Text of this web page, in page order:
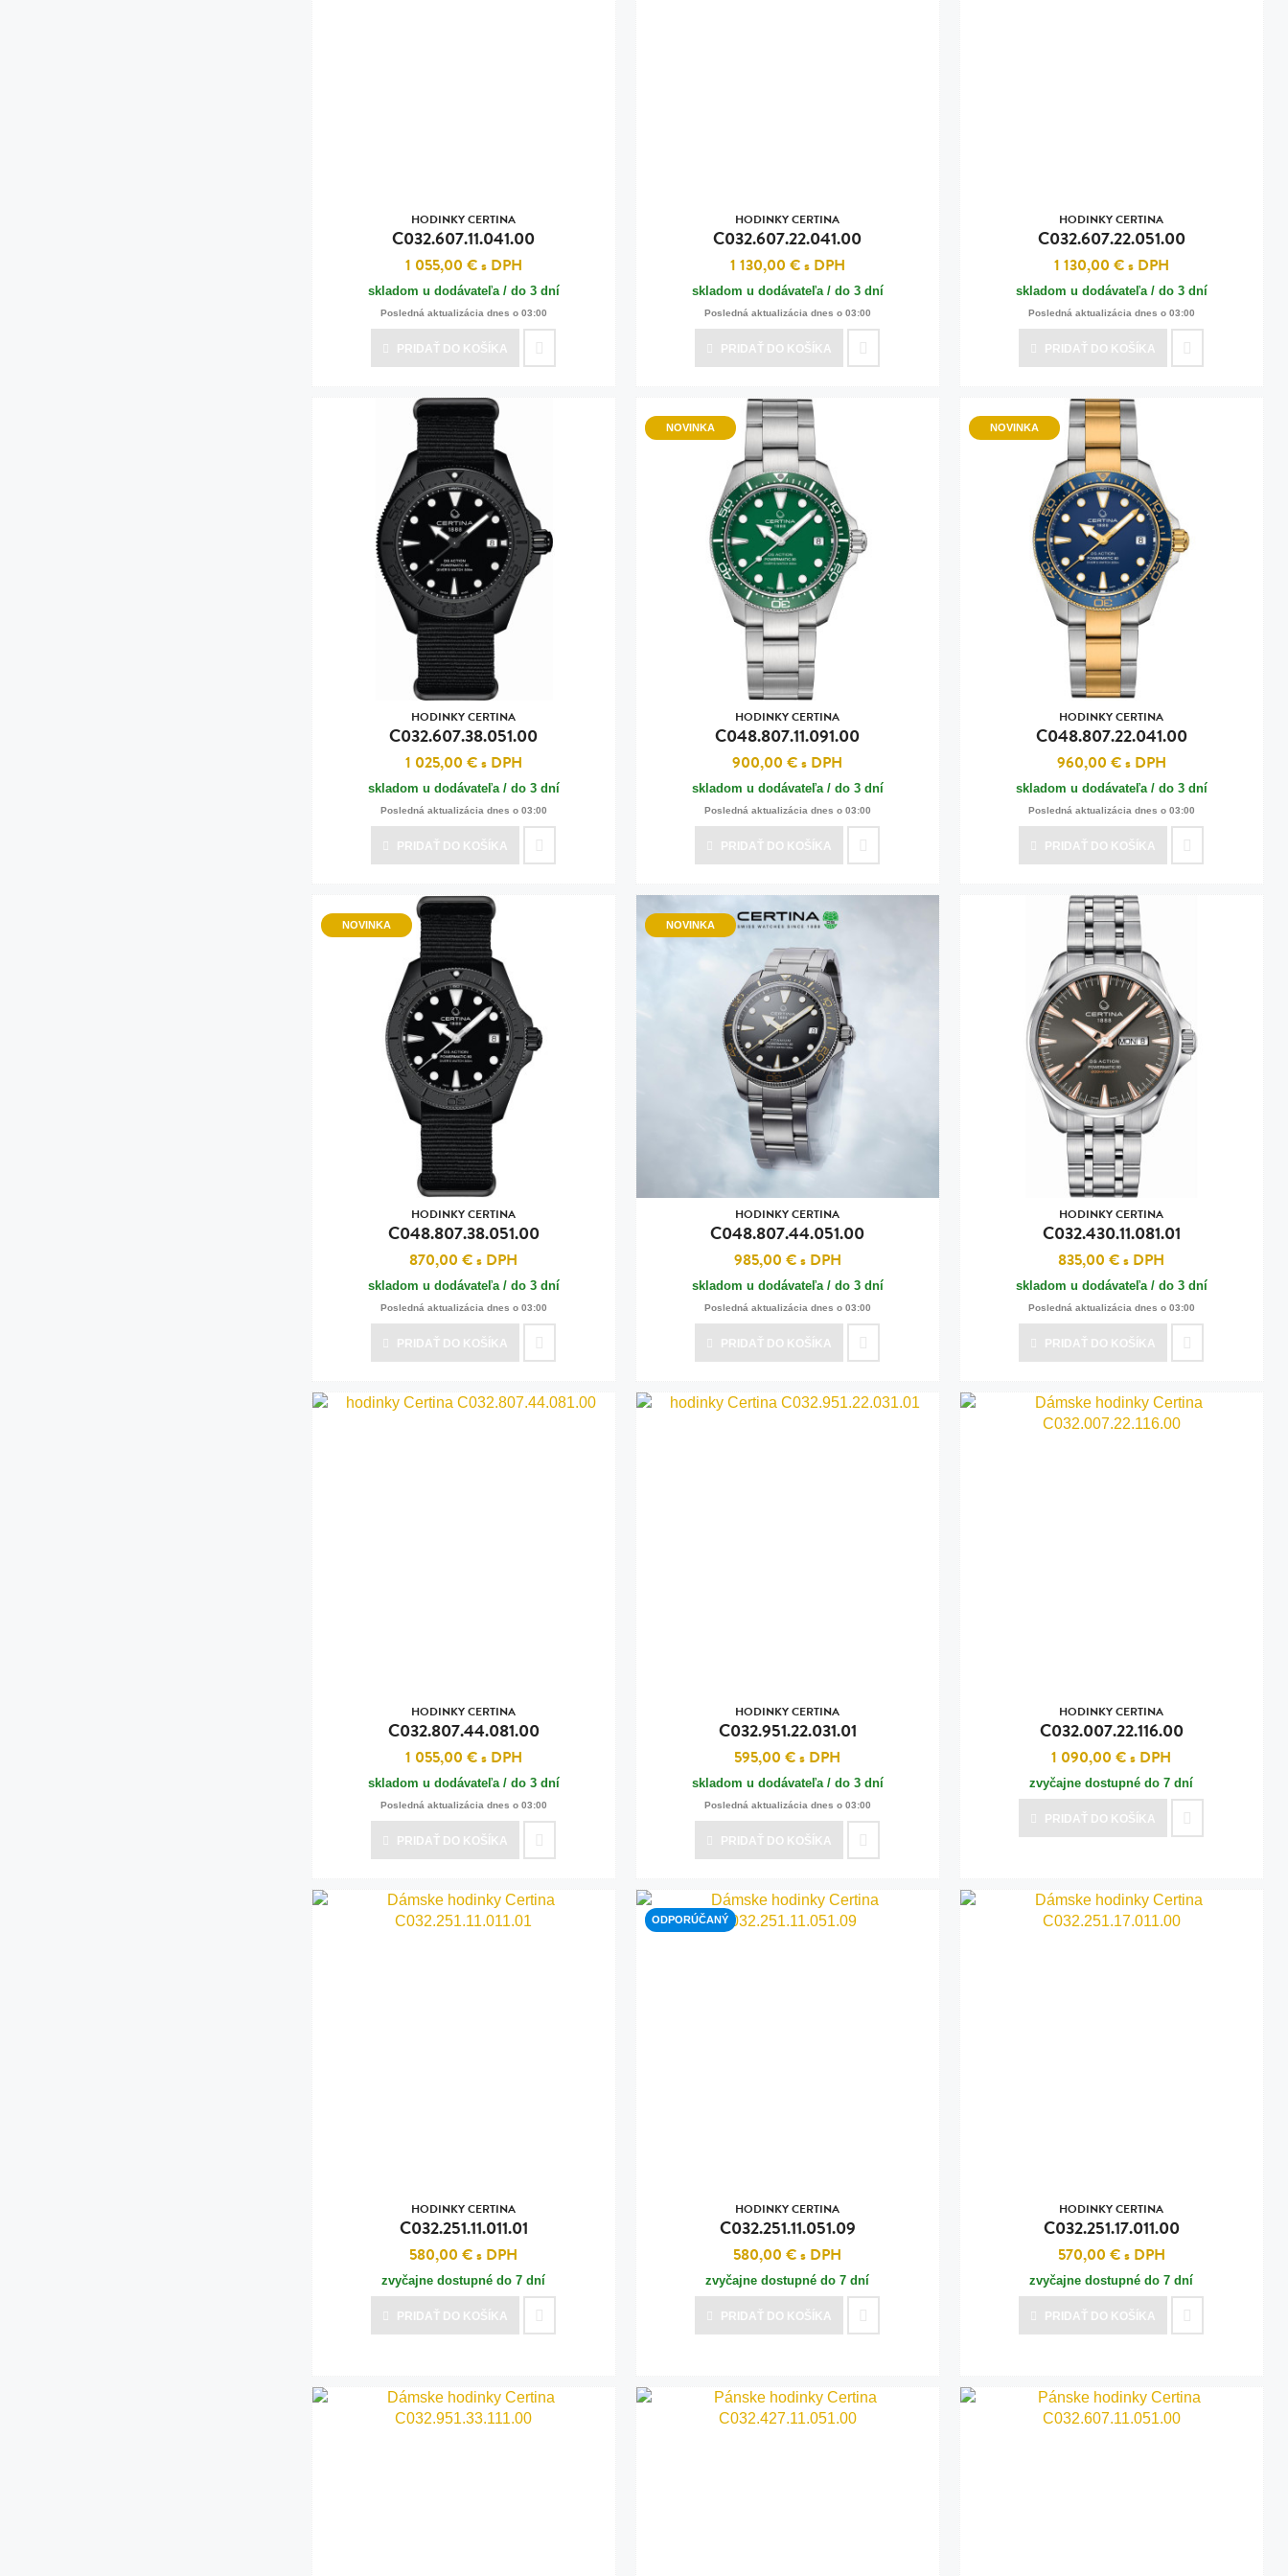
HODINKY CERTINA
C032.607.11.041.00
1 055,00 €s DPH
skladom u dodávateľa / do 3 dní
Posledná aktualizácia dnes o 03:00
PRIDAŤ DO KOŠÍKA
HODINKY CERTINA
C032.607.22.041.00
1 130,00 €s DPH
skladom u dodávateľa / do 3 dní
Posledná aktualizácia dnes o 03:00
PRIDAŤ DO KOŠÍKA
HODINKY CERTINA
C032.607.22.051.00
1 130,00 €s DPH
skladom u dodávateľa / do 3 dní
Posledná aktualizácia dnes o 03:00
PRIDAŤ DO KOŠÍKA
HODINKY CERTINA
C032.607.38.051.00
1 025,00 €s DPH
skladom u dodávateľa / do 3 dní
Posledná aktualizácia dnes o 03:00
PRIDAŤ DO KOŠÍKA
NOVINKA
HODINKY CERTINA
C048.807.11.091.00
900,00 €s DPH
skladom u dodávateľa / do 3 dní
Posledná aktualizácia dnes o 03:00
PRIDAŤ DO KOŠÍKA
NOVINKA
HODINKY CERTINA
C048.807.22.041.00
960,00 €s DPH
skladom u dodávateľa / do 3 dní
Posledná aktualizácia dnes o 03:00
PRIDAŤ DO KOŠÍKA
NOVINKA
HODINKY CERTINA
C048.807.38.051.00
870,00 €s DPH
skladom u dodávateľa / do 3 dní
Posledná aktualizácia dnes o 03:00
PRIDAŤ DO KOŠÍKA
NOVINKA
HODINKY CERTINA
C048.807.44.051.00
985,00 €s DPH
skladom u dodávateľa / do 3 dní
Posledná aktualizácia dnes o 03:00
PRIDAŤ DO KOŠÍKA
HODINKY CERTINA
C032.430.11.081.01
835,00 €s DPH
skladom u dodávateľa / do 3 dní
Posledná aktualizácia dnes o 03:00
PRIDAŤ DO KOŠÍKA
HODINKY CERTINA
C032.807.44.081.00
1 055,00 €s DPH
skladom u dodávateľa / do 3 dní
Posledná aktualizácia dnes o 03:00
PRIDAŤ DO KOŠÍKA
HODINKY CERTINA
C032.951.22.031.01
595,00 €s DPH
skladom u dodávateľa / do 3 dní
Posledná aktualizácia dnes o 03:00
PRIDAŤ DO KOŠÍKA
HODINKY CERTINA
C032.007.22.116.00
1 090,00 €s DPH
zvyčajne dostupné do 7 dní
PRIDAŤ DO KOŠÍKA
HODINKY CERTINA
C032.251.11.011.01
580,00 €s DPH
zvyčajne dostupné do 7 dní
PRIDAŤ DO KOŠÍKA
ODPORÚČANÝ
HODINKY CERTINA
C032.251.11.051.09
580,00 €s DPH
zvyčajne dostupné do 7 dní
PRIDAŤ DO KOŠÍKA
HODINKY CERTINA
C032.251.17.011.00
570,00 €s DPH
zvyčajne dostupné do 7 dní
PRIDAŤ DO KOŠÍKA